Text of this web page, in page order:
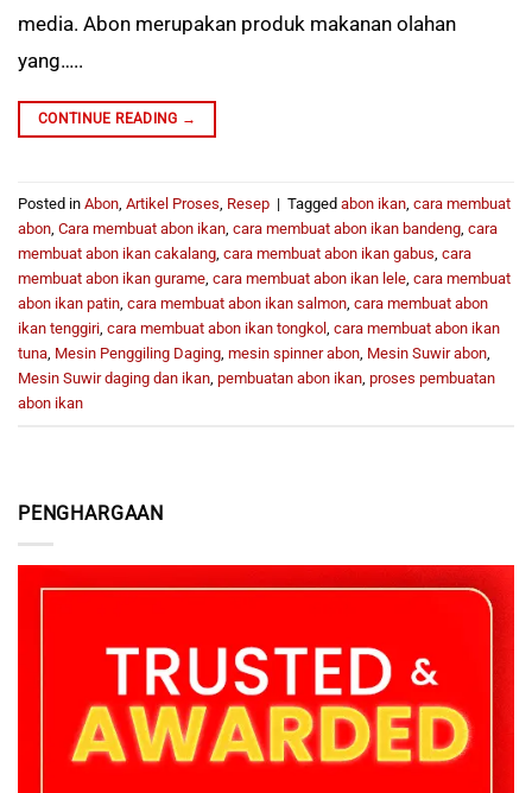
PENGHARGAAN
media. Abon merupakan produk makanan olahan
yang…..
CONTINUE READING →
Posted in Abon Artikel Proses Resep | Tagged abon ikan cara membuat
abon Cara membuat abon ikan cara membuat abon ikan bandeng cara
membuat abon ikan cakalang cara membuat abon ikan gabus cara
membuat abon ikan gurame cara membuat abon ikan lele cara membuat
abon ikan patin cara membuat abon ikan salmon cara membuat abon
ikan tenggiri cara membuat abon ikan tongkol cara membuat abon ikan
tuna Mesin Penggiling Daging mesin spinner abon Mesin Suwir abon
Mesin Suwir daging dan ikan pembuatan abon ikan proses pembuatan
abon ikan